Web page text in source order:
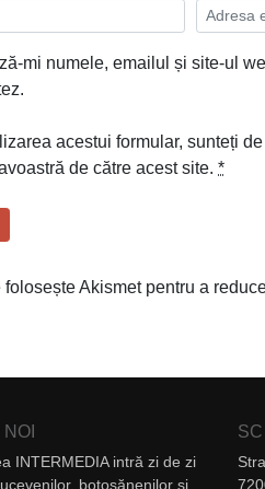
mi numele, emailul și site-ul
acestui formular, sunteți
de către acest site. *
folosește Akismet pentru a
INTERMEDIA intră zi de zi
botoșănenilor și
SC